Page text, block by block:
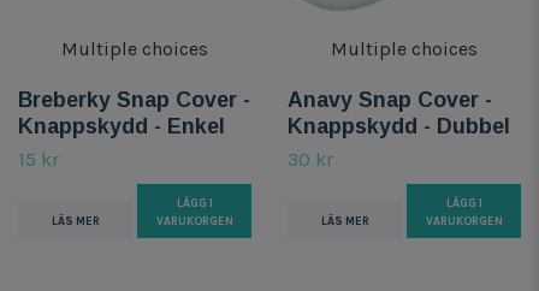
Multiple choices
Breberky Snap Cover -
Knappskydd - Enkel
15 kr
LÄS MER
LÄGG I
VARUKORGEN
Multiple choices
Anavy Snap Cover -
Knappskydd - Dubbel
30 kr
LÄS MER
LÄGG I
VARUKORGEN